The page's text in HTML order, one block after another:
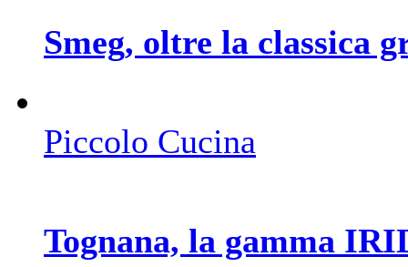
Smeg, oltre la classica
Piccolo Cucina
Tognana, la gamma